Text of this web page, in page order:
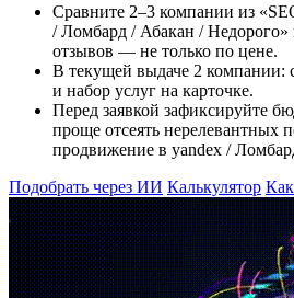
Сравните 2–3 компании из
/ Ломбард / Абакан / Недорого»
отзывов — не только по цене.
В текущей выдаче 2 компании:
и набор услуг на карточке.
Перед заявкой зафиксируйте
проще отсеять нерелевантных
продвижение в yandex /
Подобрать через ИИ Калькулятор